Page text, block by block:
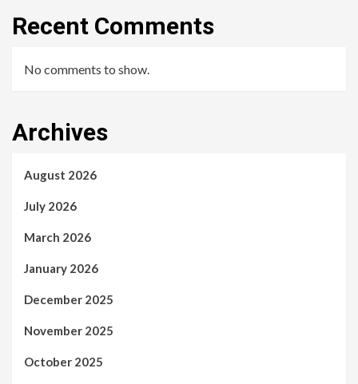
Recent Comments
No comments to show.
Archives
August 2026
July 2026
March 2026
January 2026
December 2025
November 2025
October 2025